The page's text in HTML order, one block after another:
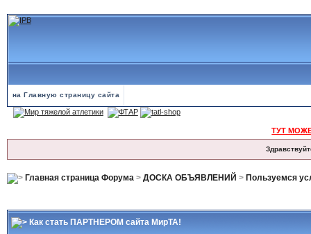
на Главную страницу сайта
ТУТ
Главная страница Форума> ДОСКА ОБЪЯВЛЕНИЙ > Пользуемся
Как стать ПАРТНЕРОМ сайта МирТА!